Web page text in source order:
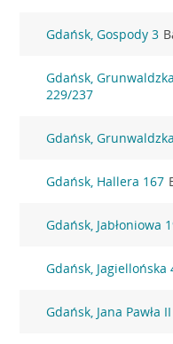
Gdańsk, Gospody 3
Gdańsk, Grunwaldzka
229/237
Gdańsk,
Gdańsk, Hallera 167
Gdańsk, Jabłoniowa
Gdańsk, Jagiellońska
Gdańsk, Jana Pawła